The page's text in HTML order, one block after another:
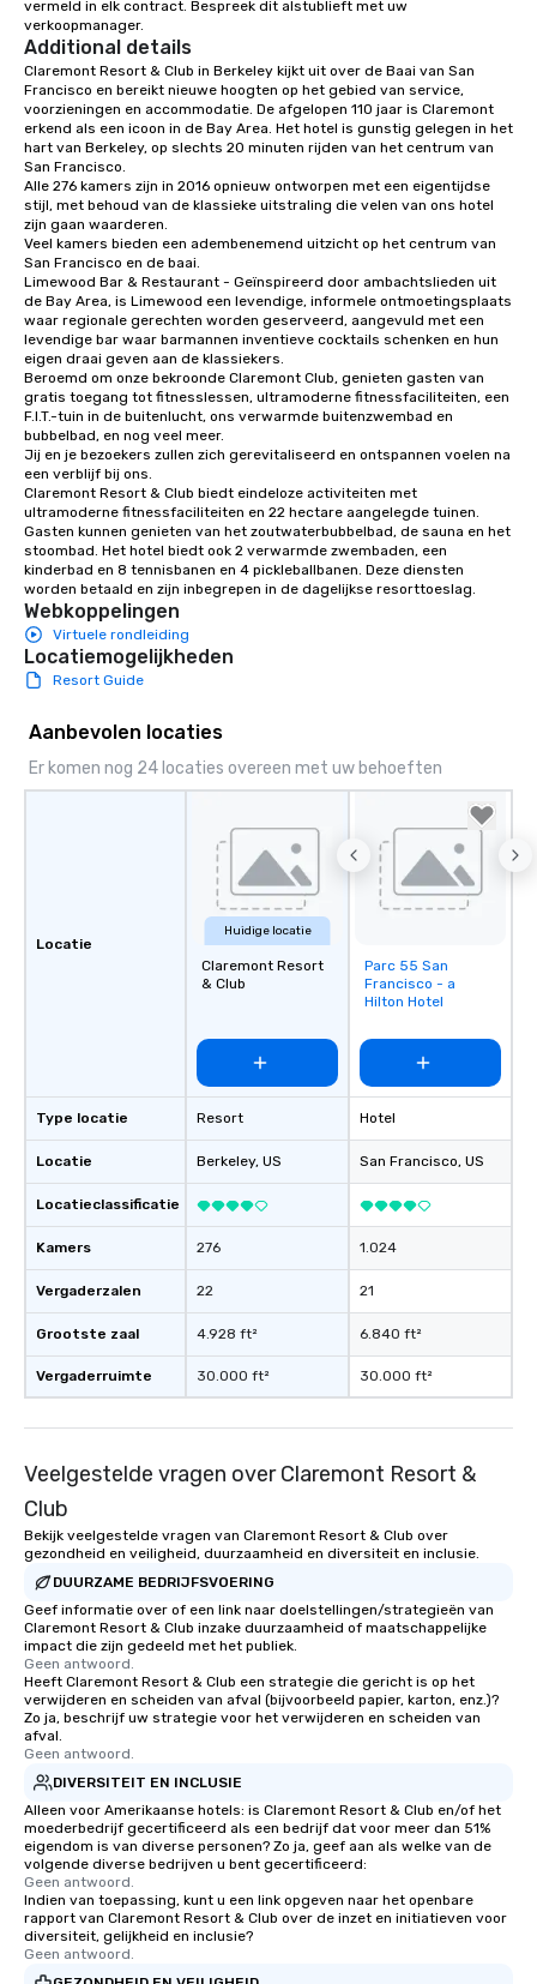
entertainment, and virtual team
connections. We handle everything
from ingredient sourcing to
instruction, making your event
planning seamless.
vermeld in elk contract. Bespreek dit alstublieft met uw
verkoopmanager.
Additional details
Claremont Resort & Club in Berkeley kijkt uit over de Baai van San
Francisco en bereikt nieuwe hoogten op het gebied van service,
voorzieningen en accommodatie. De afgelopen 110 jaar is Claremont
erkend als een icoon in de Bay Area. Het hotel is gunstig gelegen in het
hart van Berkeley, op slechts 20 minuten rijden van het centrum van
San Francisco.
Alle 276 kamers zijn in 2016 opnieuw ontworpen met een eigentijdse
stijl, met behoud van de klassieke uitstraling die velen van ons hotel
zijn gaan waarderen.
Veel kamers bieden een adembenemend uitzicht op het centrum van
San Francisco en de baai.
Limewood Bar & Restaurant - Geïnspireerd door ambachtslieden uit
de Bay Area, is Limewood een levendige, informele ontmoetingsplaats
waar regionale gerechten worden geserveerd, aangevuld met een
levendige bar waar barmannen inventieve cocktails schenken en hun
eigen draai geven aan de klassiekers.
Beroemd om onze bekroonde Claremont Club, genieten gasten van
gratis toegang tot fitnesslessen, ultramoderne fitnessfaciliteiten, een
F.I.T.-tuin in de buitenlucht, ons verwarmde buitenzwembad en
bubbelbad, en nog veel meer.
Jij en je bezoekers zullen zich gerevitaliseerd en ontspannen voelen na
een verblijf bij ons.
Claremont Resort & Club biedt eindeloze activiteiten met
ultramoderne fitnessfaciliteiten en 22 hectare aangelegde tuinen.
Gasten kunnen genieten van het zoutwaterbubbelbad, de sauna en het
stoombad. Het hotel biedt ook 2 verwarmde zwembaden, een
kinderbad en 8 tennisbanen en 4 pickleballbanen. Deze diensten
worden betaald en zijn inbegrepen in de dagelijkse resorttoeslag.
Webkoppelingen
Virtuele rondleiding
Locatiemogelijkheden
Resort Guide
Aanbevolen locaties
Er komen nog 24 locaties overeen met uw behoeften
Locatie
Type locatie
Locatie
Locatieclassificatie
Kamers
Vergaderzalen
Grootste zaal
Vergaderruimte
Huidige locatie
Claremont Resort
& Club
Resort
Berkeley, US
276
22
4.928 ft²
30.000 ft²
Removed from
favorites
Parc 55 San
Francisco - a
Hilton Hotel
Hotel
San Francisco, US
1.024
21
6.840 ft²
30.000 ft²
Veelgestelde vragen over Claremont Resort &
Club
Bekijk veelgestelde vragen van Claremont Resort & Club over
gezondheid en veiligheid, duurzaamheid en diversiteit en inclusie.
DUURZAME BEDRIJFSVOERING
Geef informatie over of een link naar doelstellingen/strategieën van
Claremont Resort & Club inzake duurzaamheid of maatschappelijke
impact die zijn gedeeld met het publiek.
Geen antwoord.
Heeft Claremont Resort & Club een strategie die gericht is op het
verwijderen en scheiden van afval (bijvoorbeeld papier, karton, enz.)?
Zo ja, beschrijf uw strategie voor het verwijderen en scheiden van
afval.
Geen antwoord.
DIVERSITEIT EN INCLUSIE
Alleen voor Amerikaanse hotels: is Claremont Resort & Club en/of het
moederbedrijf gecertificeerd als een bedrijf dat voor meer dan 51%
eigendom is van diverse personen? Zo ja, geef aan als welke van de
volgende diverse bedrijven u bent gecertificeerd:
Geen antwoord.
Indien van toepassing, kunt u een link opgeven naar het openbare
rapport van Claremont Resort & Club over de inzet en initiatieven voor
diversiteit, gelijkheid en inclusie?
Geen antwoord.